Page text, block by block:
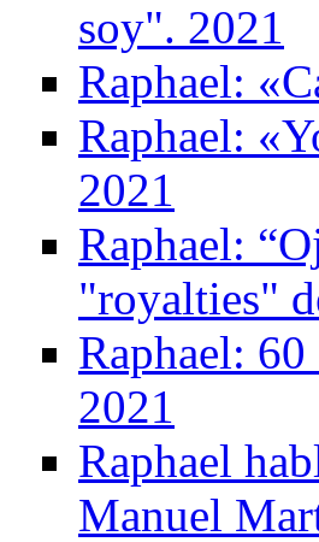
soy". 2021
Raphael:
Raphael:
2021
Raphael:
"royalties"
Raphael:
2021
Raphael
Manuel